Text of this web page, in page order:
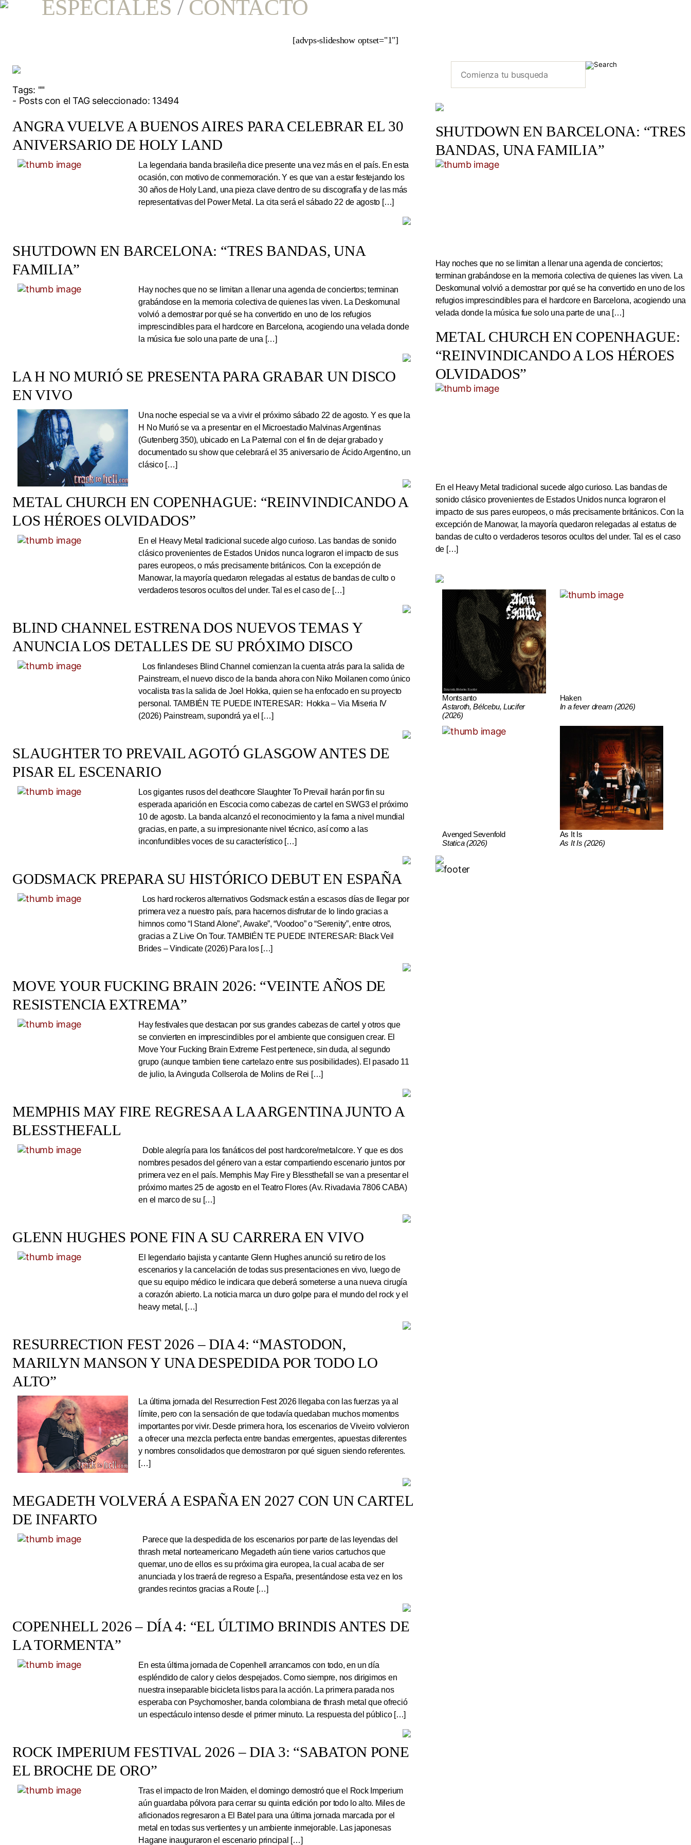
ESPECIALES / CONTACTO
[advps-slideshow optset="1"]
Tags: ""
- Posts con el TAG seleccionado: 13494
ANGRA VUELVE A BUENOS AIRES PARA CELEBRAR EL 30
ANIVERSARIO DE HOLY LAND
La legendaria banda brasileña dice presente una vez más en el país. En esta
ocasión, con motivo de conmemoración. Y es que van a estar festejando los
30 años de Holy Land, una pieza clave dentro de su discografía y de las más
representativas del Power Metal. La cita será el sábado 22 de agosto […]
SHUTDOWN EN BARCELONA: “TRES BANDAS, UNA
FAMILIA”
Hay noches que no se limitan a llenar una agenda de conciertos; terminan
grabándose en la memoria colectiva de quienes las viven. La Deskomunal
volvió a demostrar por qué se ha convertido en uno de los refugios
imprescindibles para el hardcore en Barcelona, acogiendo una velada donde
la música fue solo una parte de una […]
LA H NO MURIÓ SE PRESENTA PARA GRABAR UN DISCO
EN VIVO
Una noche especial se va a vivir el próximo sábado 22 de agosto. Y es que la
H No Murió se va a presentar en el Microestadio Malvinas Argentinas
(Gutenberg 350), ubicado en La Paternal con el fin de dejar grabado y
documentado su show que celebrará el 35 aniversario de Ácido Argentino, un
clásico […]
METAL CHURCH EN COPENHAGUE: “REINVINDICANDO A
LOS HÉROES OLVIDADOS”
En el Heavy Metal tradicional sucede algo curioso. Las bandas de sonido
clásico provenientes de Estados Unidos nunca lograron el impacto de sus
pares europeos, o más precisamente británicos. Con la excepción de
Manowar, la mayoría quedaron relegadas al estatus de bandas de culto o
verdaderos tesoros ocultos del under. Tal es el caso de […]
BLIND CHANNEL ESTRENA DOS NUEVOS TEMAS Y
ANUNCIA LOS DETALLES DE SU PRÓXIMO DISCO
Los finlandeses Blind Channel comienzan la cuenta atrás para la salida de
Painstream, el nuevo disco de la banda ahora con Niko Moilanen como único
vocalista tras la salida de Joel Hokka, quien se ha enfocado en su proyecto
personal. TAMBIÉN TE PUEDE INTERESAR: Hokka – Via Miseria IV
(2026) Painstream, supondrá ya el […]
SLAUGHTER TO PREVAIL AGOTÓ GLASGOW ANTES DE
PISAR EL ESCENARIO
Los gigantes rusos del deathcore Slaughter To Prevail harán por fin su
esperada aparición en Escocia como cabezas de cartel en SWG3 el próximo
10 de agosto. La banda alcanzó el reconocimiento y la fama a nivel mundial
gracias, en parte, a su impresionante nivel técnico, así como a las
inconfundibles voces de su característico […]
GODSMACK PREPARA SU HISTÓRICO DEBUT EN ESPAÑA
Los hard rockeros alternativos Godsmack están a escasos días de llegar por
primera vez a nuestro país, para hacernos disfrutar de lo lindo gracias a
himnos como “I Stand Alone”, Awake”, “Voodoo” o “Serenity”, entre otros,
gracias a Z Live On Tour. TAMBIÉN TE PUEDE INTERESAR: Black Veil
Brides – Vindicate (2026) Para los […]
MOVE YOUR FUCKING BRAIN 2026: “VEINTE AÑOS DE
RESISTENCIA EXTREMA”
Hay festivales que destacan por sus grandes cabezas de cartel y otros que
se convierten en imprescindibles por el ambiente que consiguen crear. El
Move Your Fucking Brain Extreme Fest pertenece, sin duda, al segundo
grupo (aunque tambien tiene cartelazo entre sus posibilidades). El pasado 11
de julio, la Avinguda Collserola de Molins de Rei […]
MEMPHIS MAY FIRE REGRESA A LA ARGENTINA JUNTO A
BLESSTHEFALL
Doble alegría para los fanáticos del post hardcore/metalcore. Y que es dos
nombres pesados del género van a estar compartiendo escenario juntos por
primera vez en el país. Memphis May Fire y Blessthefall se van a presentar el
próximo martes 25 de agosto en el Teatro Flores (Av. Rivadavia 7806 CABA)
en el marco de su […]
GLENN HUGHES PONE FIN A SU CARRERA EN VIVO
El legendario bajista y cantante Glenn Hughes anunció su retiro de los
escenarios y la cancelación de todas sus presentaciones en vivo, luego de
que su equipo médico le indicara que deberá someterse a una nueva cirugía
a corazón abierto. La noticia marca un duro golpe para el mundo del rock y el
heavy metal, […]
RESURRECTION FEST 2026 – DIA 4: “MASTODON,
MARILYN MANSON Y UNA DESPEDIDA POR TODO LO
ALTO”
La última jornada del Resurrection Fest 2026 llegaba con las fuerzas ya al
límite, pero con la sensación de que todavía quedaban muchos momentos
importantes por vivir. Desde primera hora, los escenarios de Viveiro volvieron
a ofrecer una mezcla perfecta entre bandas emergentes, apuestas diferentes
y nombres consolidados que demostraron por qué siguen siendo referentes.
[…]
MEGADETH VOLVERÁ A ESPAÑA EN 2027 CON UN CARTEL
DE INFARTO
Parece que la despedida de los escenarios por parte de las leyendas del
thrash metal norteamericano Megadeth aún tiene varios cartuchos que
quemar, uno de ellos es su próxima gira europea, la cual acaba de ser
anunciada y los traerá de regreso a España, presentándose esta vez en los
grandes recintos gracias a Route […]
COPENHELL 2026 – DÍA 4: “EL ÚLTIMO BRINDIS ANTES DE
LA TORMENTA”
En esta última jornada de Copenhell arrancamos con todo, en un día
espléndido de calor y cielos despejados. Como siempre, nos dirigimos en
nuestra inseparable bicicleta listos para la acción. La primera parada nos
esperaba con Psychomosher, banda colombiana de thrash metal que ofreció
un espectáculo intenso desde el primer minuto. La respuesta del público […]
ROCK IMPERIUM FESTIVAL 2026 – DIA 3: “SABATON PONE
EL BROCHE DE ORO”
Tras el impacto de Iron Maiden, el domingo demostró que el Rock Imperium
aún guardaba pólvora para cerrar su quinta edición por todo lo alto. Miles de
aficionados regresaron a El Batel para una última jornada marcada por el
metal en todas sus vertientes y un ambiente inmejorable. Las japonesas
Hagane inauguraron el escenario principal […]
SHUTDOWN EN BARCELONA: “TRES
BANDAS, UNA FAMILIA”
Hay noches que no se limitan a llenar una agenda de conciertos;
terminan grabándose en la memoria colectiva de quienes las viven. La
Deskomunal volvió a demostrar por qué se ha convertido en uno de los
refugios imprescindibles para el hardcore en Barcelona, acogiendo una
velada donde la música fue solo una parte de una […]
METAL CHURCH EN COPENHAGUE:
“REINVINDICANDO A LOS HÉROES
OLVIDADOS”
En el Heavy Metal tradicional sucede algo curioso. Las bandas de
sonido clásico provenientes de Estados Unidos nunca lograron el
impacto de sus pares europeos, o más precisamente británicos. Con la
excepción de Manowar, la mayoría quedaron relegadas al estatus de
bandas de culto o verdaderos tesoros ocultos del under. Tal es el caso
de […]
Montsanto
Astaroth, Bélcebu, Lucifer
(2026)
Haken
In a fever dream (2026)
Avenged Sevenfold
Statica (2026)
As It Is
As It Is (2026)